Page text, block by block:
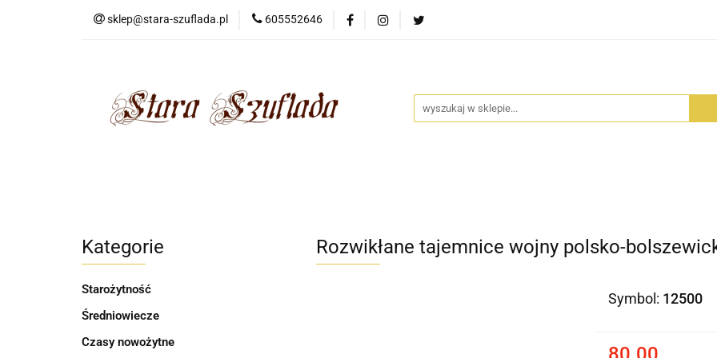
sklep@stara-szuflada.pl 605552646
NOWOŚCI STARA SZUFLADA
Kategorie
Starożytność
Średniowiecze
Czasy nowożytne
Rozwikłane tajemnice wojny polsko-
Symbol: 12500